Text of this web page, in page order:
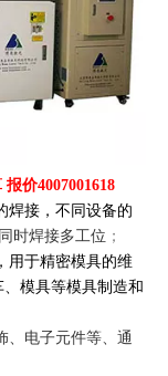
价4007001618
焊接，不同设备的
时焊接多工位 ；
用于精密模具的维
模具等模具制造和
、电子元件等、通